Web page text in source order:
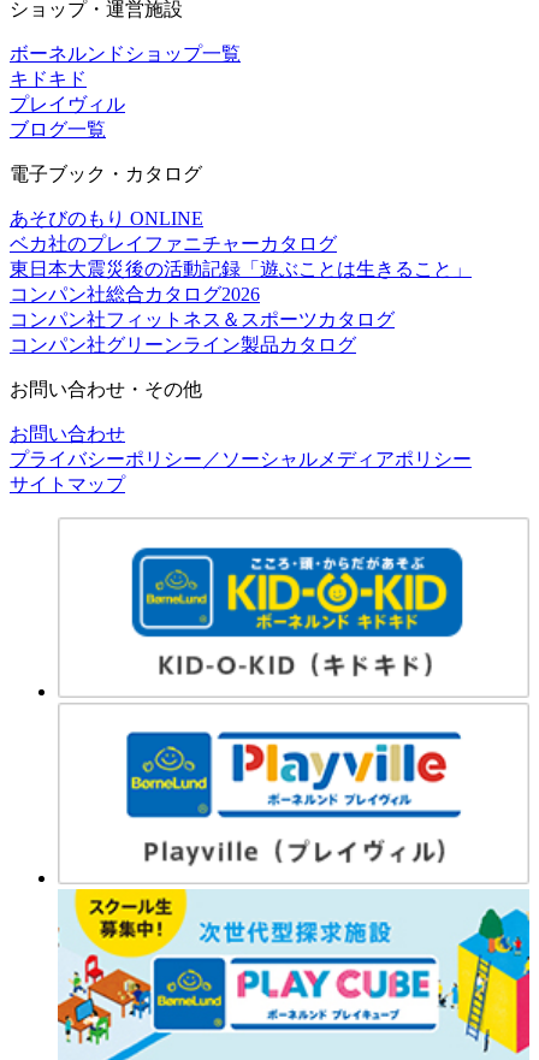
ショップ・運営施設
ボーネルンドショップ一覧
キドキド
プレイヴィル
ブログ一覧
電子ブック・カタログ
あそびのもり ONLINE
ベカ社のプレイファニチャーカタログ
東日本大震災後の活動記録「遊ぶことは生きること」
コンパン社総合カタログ2026
コンパン社フィットネス＆スポーツカタログ
コンパン社グリーンライン製品カタログ
お問い合わせ・その他
お問い合わせ
プライバシーポリシー／ソーシャルメディアポリシー
サイトマップ